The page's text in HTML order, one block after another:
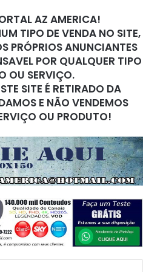
AZ AMERICA!
TIPO DE VENDA NO SITE,
PRÓPRIOS ANUNCIANTES
POR QUALQUER TIPO
OU SERVIÇO.
SITE É RETIRADO DA
E NÃO VENDEMOS
OU PRODUTO!